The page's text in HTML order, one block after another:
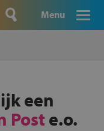
Menu
een
Post e.o.